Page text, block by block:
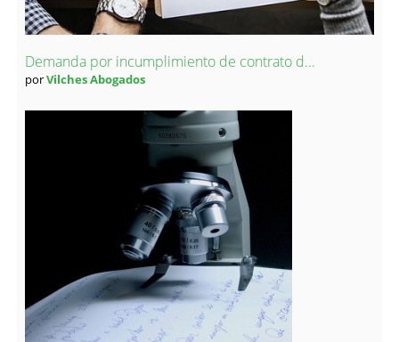
Demanda por incumplimiento de contrato d...
porVilches Abogados